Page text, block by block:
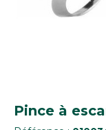
Pince à